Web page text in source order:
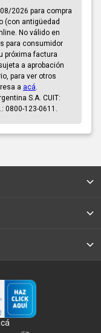
2026 para compra
(con antigüedad
No válido en
para consumidor
próxima factura
a aprobación
para ver otros
a acá
S.A. CUIT:
0800-123-0611.